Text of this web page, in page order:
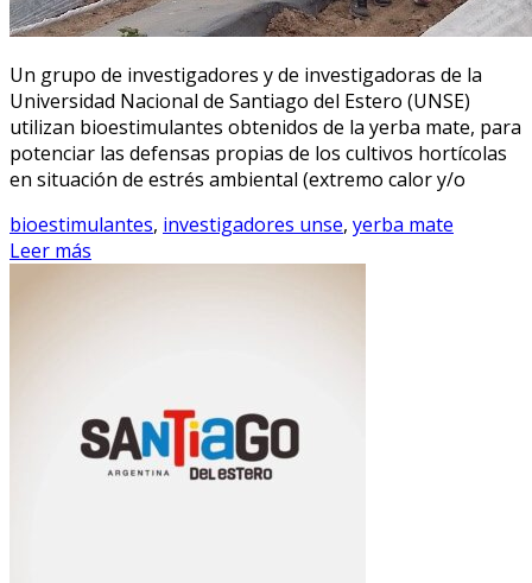
Un grupo de investigadores y de investigadoras de la
Universidad Nacional de Santiago del Estero (UNSE)
utilizan bioestimulantes obtenidos de la yerba mate, para
potenciar las defensas propias de los cultivos hortícolas
en situación de estrés ambiental (extremo calor y/o
bioestimulantes, investigadores unse, yerba mate
Leer más